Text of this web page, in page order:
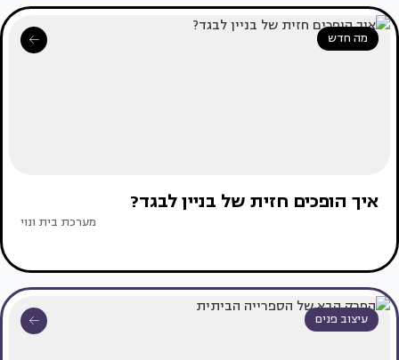
מה חדש
איך הופכים חזית של בניין לבגד?
מערכת בית ונוי
עיצוב פנים